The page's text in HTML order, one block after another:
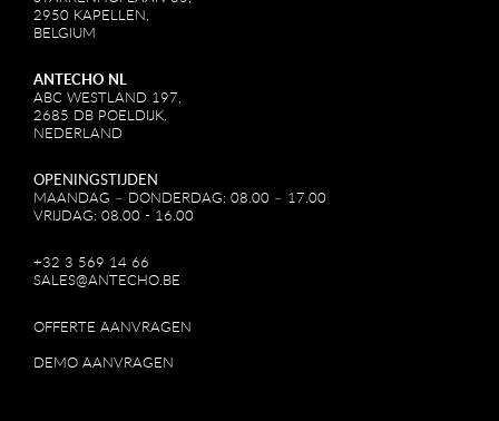
2950 KAPELLEN,
BELGIUM
ANTECHO NL
ABC WESTLAND 197,
2685 DB POELDIJK,
NEDERLAND
OPENINGSTIJDEN
MAANDAG – DONDERDAG: 08.00 – 17.00
VRIJDAG: 08.00 - 16.00
+32 3 569 14 66
SALES@ANTECHO.BE
OFFERTE AANVRAGEN
DEMO AANVRAGEN